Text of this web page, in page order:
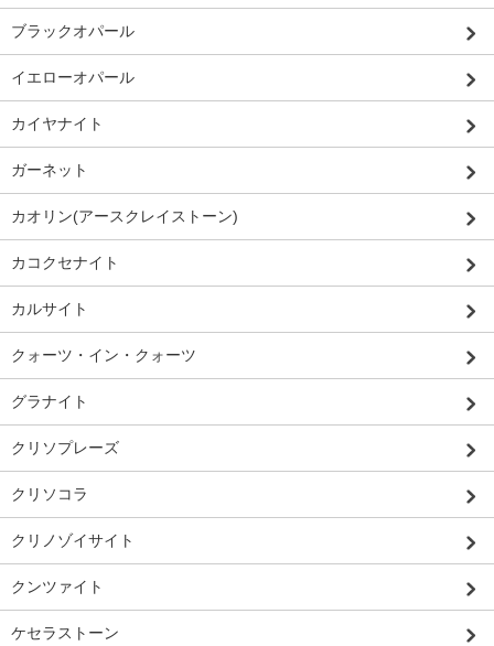
ブラックオパール
イエローオパール
カイヤナイト
ガーネット
カオリン(アースクレイストーン)
カコクセナイト
カルサイト
クォーツ・イン・クォーツ
グラナイト
クリソプレーズ
クリソコラ
クリノゾイサイト
クンツァイト
ケセラストーン